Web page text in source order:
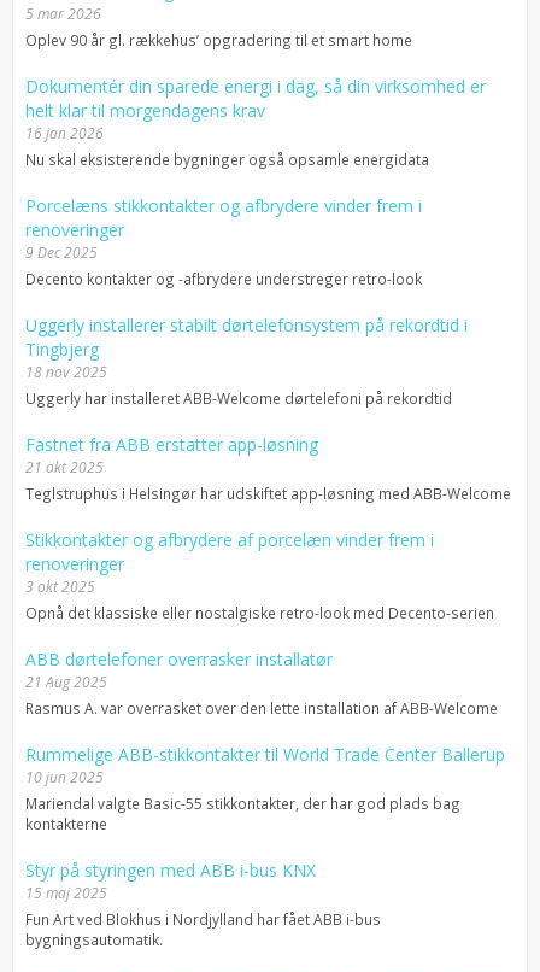
5 mar 2026
Oplev 90 år gl. rækkehus’ opgradering til et smart home
Dokumentér din sparede energi i dag, så din virksomhed er
helt klar til morgendagens krav
16 jan 2026
Nu skal eksisterende bygninger også opsamle energidata
Porcelæns stikkontakter og afbrydere vinder frem i
renoveringer
9 Dec 2025
Decento kontakter og -afbrydere understreger retro-look
Uggerly installerer stabilt dørtelefonsystem på rekordtid i
Tingbjerg
18 nov 2025
Uggerly har installeret ABB-Welcome dørtelefoni på rekordtid
Fastnet fra ABB erstatter app-løsning
21 okt 2025
Teglstruphus i Helsingør har udskiftet app-løsning med ABB-Welcome
Stikkontakter og afbrydere af porcelæn vinder frem i
renoveringer
3 okt 2025
Opnå det klassiske eller nostalgiske retro-look med Decento-serien
ABB dørtelefoner overrasker installatør
21 Aug 2025
Rasmus A. var overrasket over den lette installation af ABB-Welcome
Rummelige ABB-stikkontakter til World Trade Center Ballerup
10 jun 2025
Mariendal valgte Basic-55 stikkontakter, der har god plads bag
kontakterne
Styr på styringen med ABB i-bus KNX
15 maj 2025
Fun Art ved Blokhus i Nordjylland har fået ABB i-bus
bygningsautomatik.